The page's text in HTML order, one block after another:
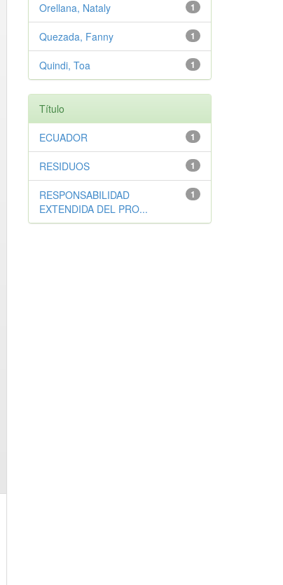
1
Orellana, Nataly
1
Quezada, Fanny
1
Quindi, Toa
Título
1
ECUADOR
1
RESIDUOS
1
RESPONSABILIDAD
EXTENDIDA DEL PRO...